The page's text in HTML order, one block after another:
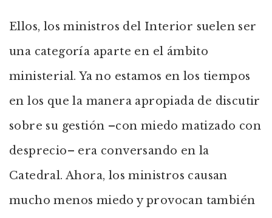
Ellos, los ministros del Interior suelen ser
una categoría aparte en el ámbito
ministerial. Ya no estamos en los tiempos
en los que la manera apropiada de discutir
sobre su gestión –con miedo matizado con
desprecio– era conversando en la
Catedral. Ahora, los ministros causan
mucho menos miedo y provocan también